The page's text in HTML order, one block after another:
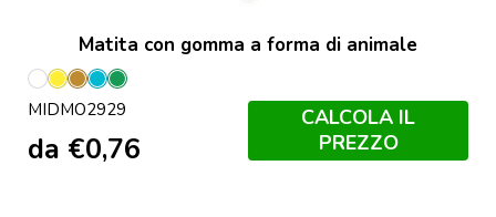
Matita con gomma a forma di animale
Bianco
Giallo
Legno
Turchese
Verde
MIDMO2929
da €0,76
CALCOLA IL
PREZZO